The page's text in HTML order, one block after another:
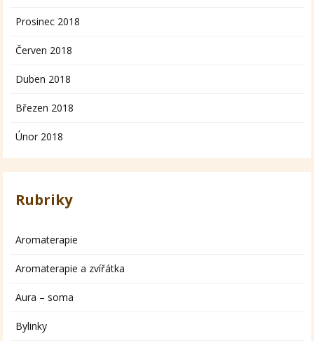
Prosinec 2018
Červen 2018
Duben 2018
Březen 2018
Únor 2018
Rubriky
Aromaterapie
Aromaterapie a zvířátka
Aura – soma
Bylinky